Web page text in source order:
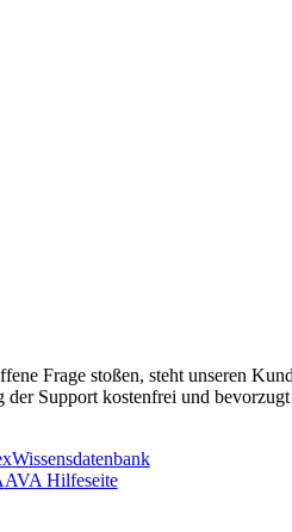
Frage stoßen, steht unseren
der Support kostenfrei und bevorzugt
Wissensdatenbank
AVA Hilfeseite